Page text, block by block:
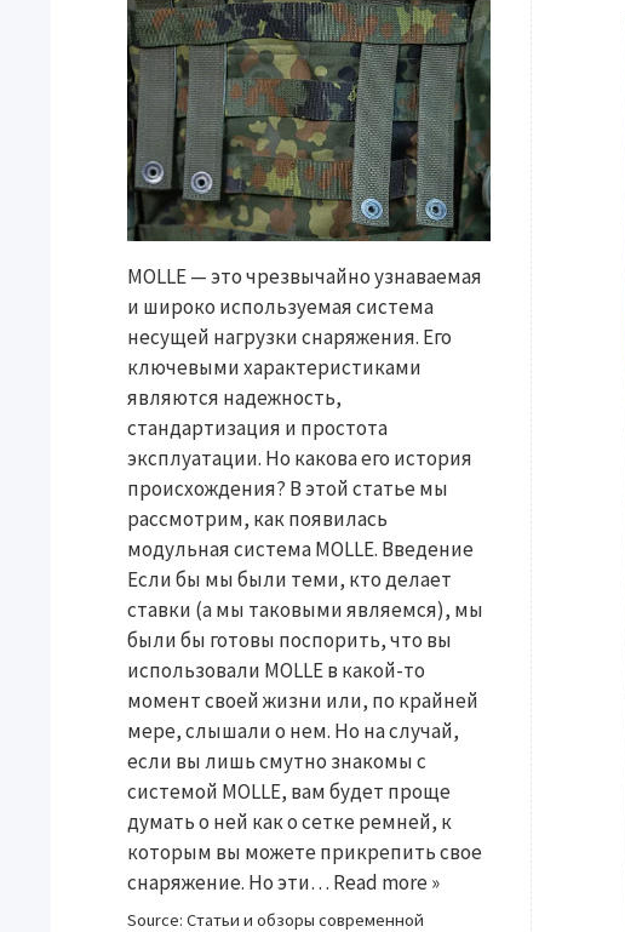
MOLLE — это чрезвычайно узнаваемая
и широко используемая система
несущей нагрузки снаряжения. Его
ключевыми характеристиками
являются надежность,
стандартизация и простота
эксплуатации. Но какова его история
происхождения? В этой статье мы
рассмотрим, как появилась
модульная система MOLLE. Введение
Если бы мы были теми, кто делает
ставки (а мы таковыми являемся), мы
были бы готовы поспорить, что вы
использовали MOLLE в какой-то
момент своей жизни или, по крайней
мере, слышали о нем. Но на случай,
если вы лишь смутно знакомы с
системой MOLLE, вам будет проще
думать о ней как о сетке ремней, к
которым вы можете прикрепить свое
снаряжение. Но эти… Read more »
Source: Статьи и обзоры современной